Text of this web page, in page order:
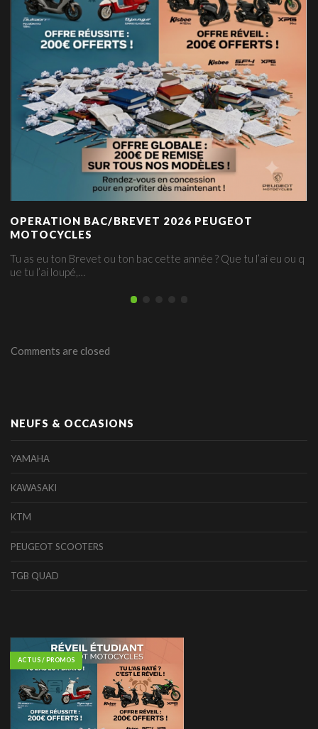
OPERATION BAC/BREVET 2026 PEUGEOT
MOTOCYCLES
Tu as eu ton Brevet ou ton bac cette année ? Que tu l’ai eu ou q
ue tu l’ai loupé,…
Comments are closed
NEUFS & OCCASIONS
YAMAHA
KAWASAKI
KTM
PEUGEOT SCOOTERS
TGB QUAD
ACTUS / PROMOS